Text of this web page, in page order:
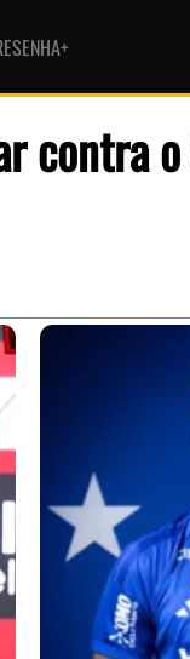
contra o